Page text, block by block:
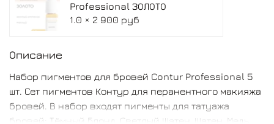
Professional ЗОЛОТО
1.0 × 2 900 руб
Описание
Набор пигментов для бровей Contur Professional 5
шт. Сет пигментов Контур для перанентного макияжа
бровей. В набор входят пигменты для татуажа
бровей: Тёмный Блонд, Светлый Шатен, Шатен, Медь,